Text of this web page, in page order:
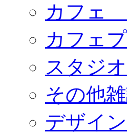
カフェ
カフェ
スタジ
その他
デザイン